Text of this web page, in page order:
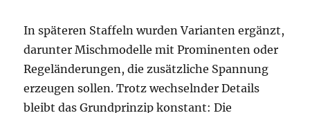
In späteren Staffeln wurden Varianten ergänzt,
darunter Mischmodelle mit Prominenten oder
Regeländerungen, die zusätzliche Spannung
erzeugen sollen. Trotz wechselnder Details
bleibt das Grundprinzip konstant: Die